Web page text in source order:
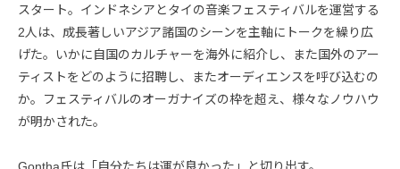
スタート。インドネシアとタイの音楽フェスティバルを運営する
2人は、成長著しいアジア諸国のシーンを主軸にトークを繰り広
げた。いかに自国のカルチャーを海外に紹介し、また国外のアー
ティストをどのように招聘し、またオーディエンスを呼び込むの
か。フェスティバルのオーガナイズの枠を超え、様々なノウハウ
が明かされた。